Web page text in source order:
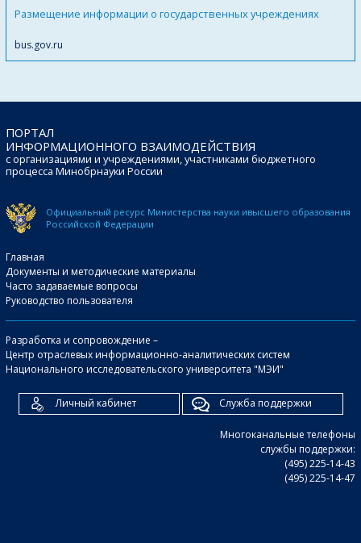
Размещение информации о государственных учреждениях
bus.gov.ru
ПОРТАЛ
ИНФОРМАЦИОННОГО ВЗАИМОДЕЙСТВИЯ
с организациями и учреждениями, участниками бюджетного
процесса Минобрнауки России
Официальный ресурс Министерства науки ивысшего образования
Российской Федерации
Главная
Документы и методические материалы
Часто задаваемые вопросы
Руководство пользователя
Разработка и сопровождение –
Центр отраслевых информационно-аналитических систем
Национального исследовательского университета "МЭИ"
Личный кабинет Служба поддержки
Многоканальные телефоны
службы поддержки:
(495) 225-14-43
(495) 225-14-47